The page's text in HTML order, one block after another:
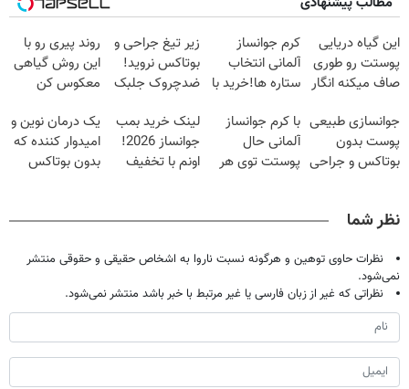
این گیاه دریایی
پوستت رو طوری
صاف میکنه انگار
شدی🔥
کرم جوانساز
آلمانی انتخاب
ستاره ها!خرید با
زیر تیغ جراحی و
بوتاکس نروید!
ضدچروک جلبک
روند پیری رو با
این روش گیاهی
معکوس کن
جوانسازی طبیعی
پوست بدون
بوتاکس و جراحی
با کرم جوانساز
آلمانی حال
پوستت توی هر
لینک خرید بمب
جوانساز 2026!
اونم با تخفیف
یک درمان نوین و
امیدوار کننده که
بدون بوتاکس
نظر شما
نظرات حاوی توهین و هرگونه نسبت ناروا به اشخاص حقیقی و حقوقی منتشر
نمی‌شود.
نظراتی که غیر از زبان فارسی یا غیر مرتبط با خبر باشد منتشر نمی‌شود.